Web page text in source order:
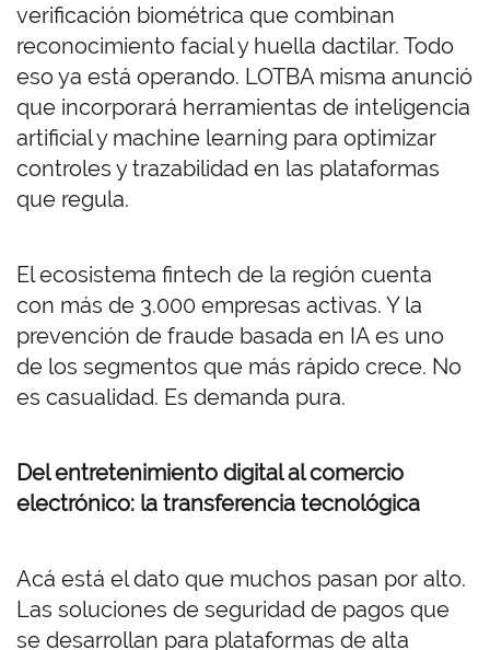
verificación biométrica que combinan
reconocimiento facial y huella dactilar. Todo
eso ya está operando. LOTBA misma anunció
que incorporará herramientas de inteligencia
artificial y machine learning para optimizar
controles y trazabilidad en las plataformas
que regula.
El ecosistema fintech de la región cuenta
con más de 3.000 empresas activas. Y la
prevención de fraude basada en IA es uno
de los segmentos que más rápido crece. No
es casualidad. Es demanda pura.
Del entretenimiento digital al comercio
electrónico: la transferencia tecnológica
Acá está el dato que muchos pasan por alto.
Las soluciones de seguridad de pagos que
se desarrollan para plataformas de alta